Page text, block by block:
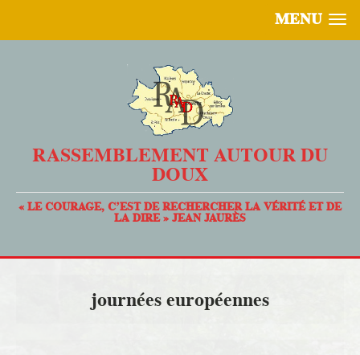
MENU
RASSEMBLEMENT AUTOUR DU
DOUX
« LE COURAGE, C’EST DE RECHERCHER LA VÉRITÉ ET DE
LA DIRE » JEAN JAURÈS
journées européennes